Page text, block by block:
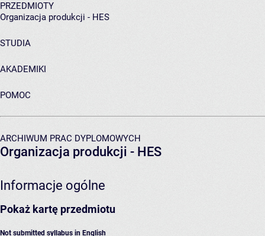
PRZEDMIOTY
Organizacja produkcji - HES
STUDIA
AKADEMIKI
POMOC
ARCHIWUM PRAC DYPLOMOWYCH
Organizacja produkcji - HES
Informacje ogólne
Pokaż kartę przedmiotu
Not submitted syllabus in English